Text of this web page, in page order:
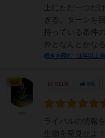
上にただ一つだ
ぎる。ターンを
持っている条件
外となんとかな
続きを読む（1年以上前
611名 8名
ライバルの情報
生物を発見せよ
仙人